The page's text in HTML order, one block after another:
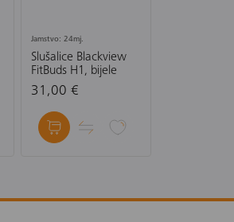
Jamstvo: 24mj.
Slušalice Blackview
FitBuds H1, bijele
31,00 €